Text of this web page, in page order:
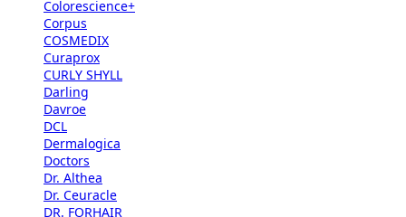
Colorescience+
Corpus
COSMEDIX
Curaprox
CURLY SHYLL
Darling
Davroe
DCL
Dermalogica
Doctors
Dr. Althea
Dr. Ceuracle
DR. FORHAIR